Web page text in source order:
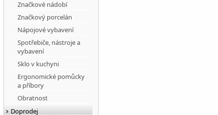
Značkové nádobí
Značkový porcelán
Nápojové vybavení
Spotřebiče, nástroje a
vybavení
Sklo v kuchyni
Ergonomické pomůcky
a příbory
Obratnost
Doprodej